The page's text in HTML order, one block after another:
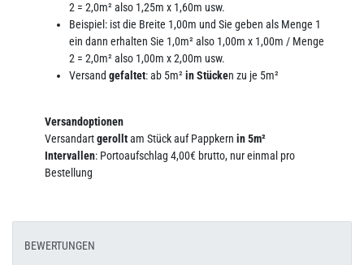
2 = 2,0m² also 1,25m x 1,60m usw.
Beispiel: ist die Breite 1,00m und Sie geben als Menge 1
ein dann erhalten Sie 1,0m² also 1,00m x 1,00m / Menge
2 = 2,0m² also 1,00m x 2,00m usw.
Versand gefaltet: ab 5m² in Stücken zu je 5m²
Versandoptionen
Versandartgerolltam Stück auf Pappkern in 5m²
Intervallen: Portoaufschlag 4,00€ brutto, nur einmal pro
Bestellung
BEWERTUNGEN